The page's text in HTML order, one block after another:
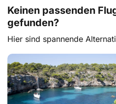
Keinen passenden
gefunden?
Hier sind spannende